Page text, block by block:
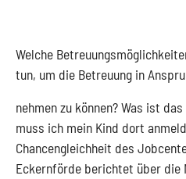
Welche
tun, um die Betreuung in
nehmen zu können? Was ist
muss ich mein Kind dort
Chancengleichheit des
Eckernförde berichtet über die